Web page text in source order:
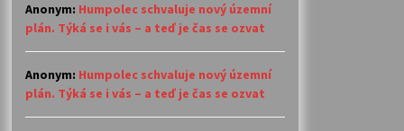
Anonym: Humpolec schvaluje nový územní
plán. Týká se i vás – a teď je čas se ozvat
Anonym: Humpolec schvaluje nový územní
plán. Týká se i vás – a teď je čas se ozvat